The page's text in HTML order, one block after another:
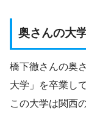
奥さんの大
橋下徹さんの奥
大学」を卒業し
この大学は関西